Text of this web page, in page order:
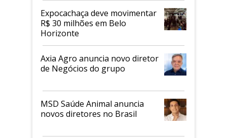
Expocachaça deve movimentar
R$ 30 milhões em Belo
Horizonte
Axia Agro anuncia novo diretor
de Negócios do grupo
MSD Saúde Animal anuncia
novos diretores no Brasil